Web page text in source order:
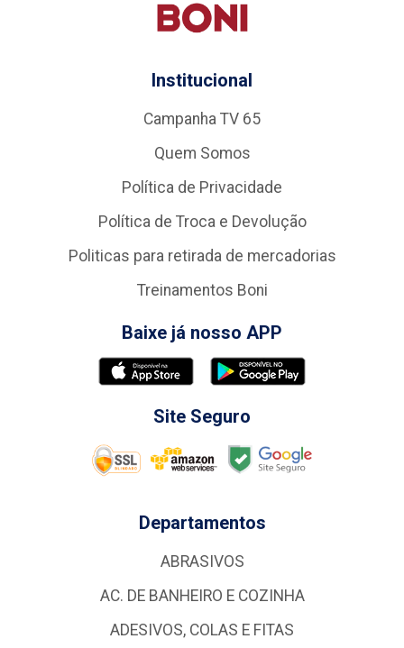
Institucional
Campanha TV 65
Quem Somos
Política de Privacidade
Política de Troca e Devolução
Politicas para retirada de mercadorias
Treinamentos Boni
Baixe já nosso APP
Site Seguro
Departamentos
ABRASIVOS
AC. DE BANHEIRO E COZINHA
ADESIVOS, COLAS E FITAS